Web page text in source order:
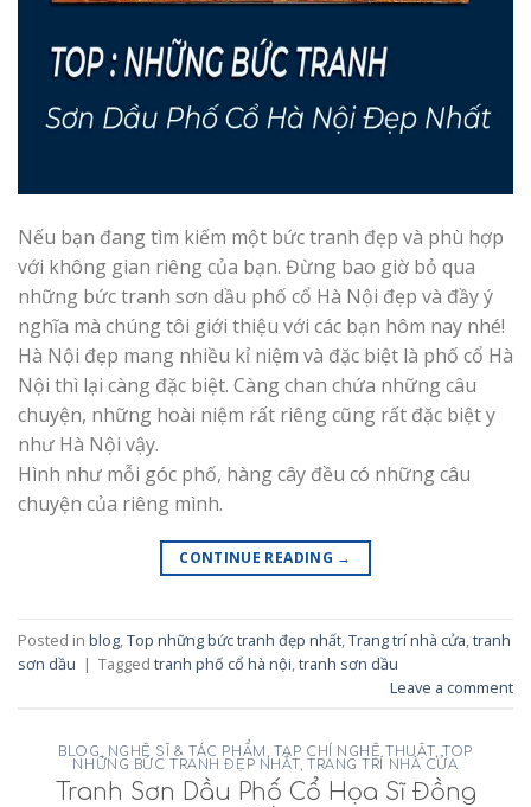
Nếu bạn đang tìm kiếm một bức tranh đẹp và phù hợp
với không gian riêng của bạn. Đừng bao giờ bỏ qua
những bức tranh sơn dầu phố cổ Hà Nội đẹp và đầy ý
nghĩa mà chúng tôi giới thiệu với các bạn hôm nay nhé!
Hà Nội đẹp mang nhiều kỉ niệm và đặc biệt là phố cổ Hà
Nội thì lại càng đặc biệt. Càng chan chứa những câu
chuyện, những hoài niệm rất riêng cũng rất đặc biệt y
như Hà Nội vậy.
Hình như mỗi góc phố, hàng cây đều có những câu
chuyện của riêng mình.
CONTINUE READING →
Posted in blog,Top những bức tranh đẹp nhất,Trang trí nhà cửa,tranh
sơn dầu | Tagged tranh phố cổ hà nội,tranh sơn dầu
Leave a comment
BLOG , NGHỆ SĨ & TÁC PHẨM , TẠP CHÍ NGHỆ THUẬT ,TOP
NHỮNG BỨC TRANH ĐẸP NHẤT , TRANG TRÍ NHÀ CỬA
Tranh Sơn Dầu Phố Cổ Họa Sĩ Đồng